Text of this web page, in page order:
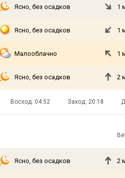
Ясно, без осадков 1
Ясно, без осадков 1
Малооблачно 1
Ясно, без осадков 2
Восход: 04:52 Заход: 20:18
Ясно, без осадков 2